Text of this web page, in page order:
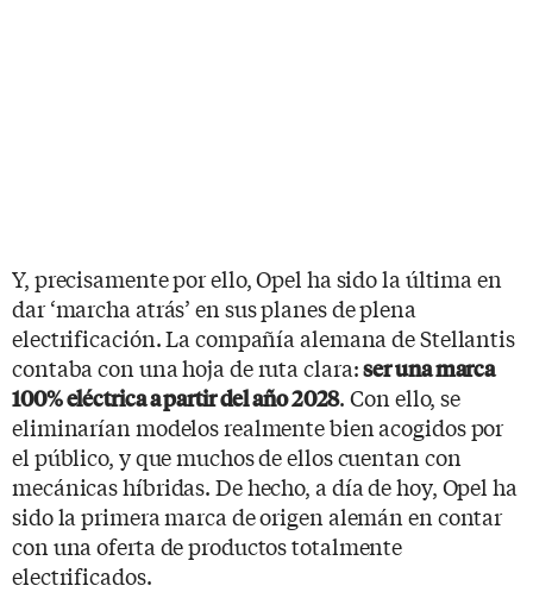
Y, precisamente por ello, Opel ha sido la última en
dar ‘marcha atrás’ en sus planes de plena
electrificación. La compañía alemana de Stellantis
contaba con una hoja de ruta clara:ser una marca
100% eléctrica a partir del año 2028. Con ello, se
eliminarían modelos realmente bien acogidos por
el público, y que muchos de ellos cuentan con
mecánicas híbridas. De hecho, a día de hoy, Opel ha
sido la primera marca de origen alemán en contar
con una oferta de productos totalmente
electrificados.